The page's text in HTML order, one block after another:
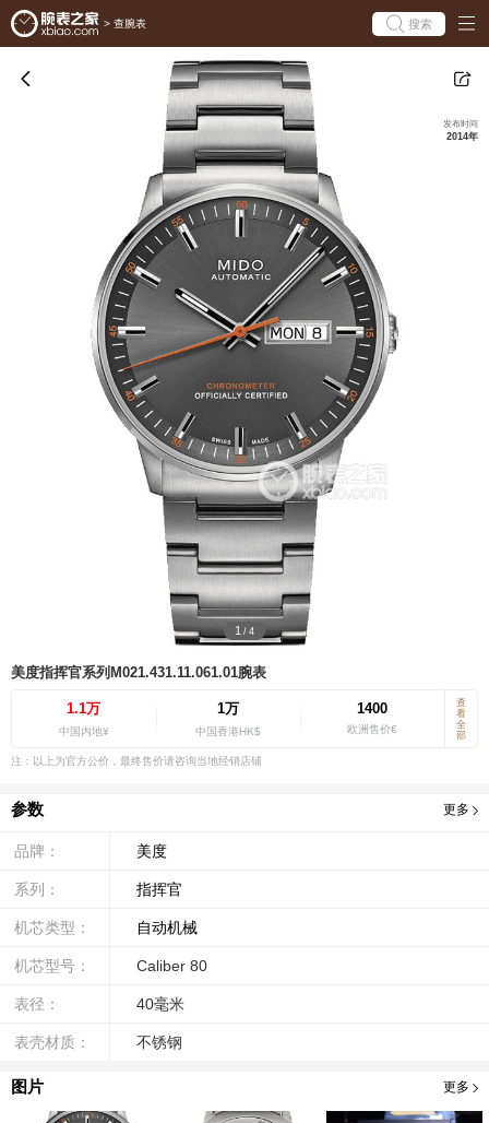
> 查腕表 搜索
1 / 4
发布时间
2014年
美度指挥官系列M021.431.11.061.01腕表
1.1万
中国内地¥
1万
中国香港HK$
1400
欧洲售价€
查
看
全
部
注：以上为官方公价，最终售价请咨询当地经销店铺
参数 更多
品牌： 美度
系列： 指挥官
机芯类型： 自动机械
机芯型号： Caliber 80
表径： 40毫米
表壳材质： 不锈钢
图片 更多